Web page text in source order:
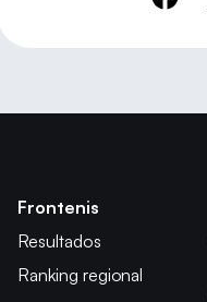
Frontenis
Resultados
Ranking regional